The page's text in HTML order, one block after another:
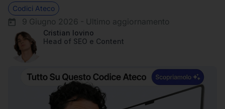
Codici Ateco
9 Giugno 2026 - Ultimo aggiornamento
Cristian Iovino
Head of SEO e Content